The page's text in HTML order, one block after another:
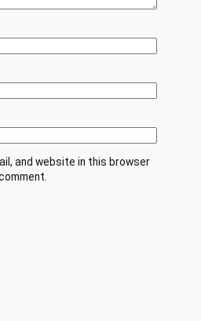
and website in this browser